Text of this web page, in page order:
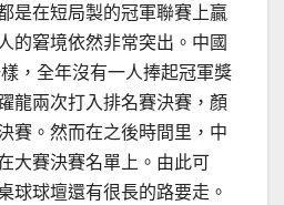
是在短局製的冠軍聯賽上贏
的窘境依然非常突出。中國
，全年沒有一人捧起冠軍獎
龍兩次打入排名賽決賽，顏
賽。然而在之後時間里，中
大賽決賽名單上。由此可
球球壇還有很長的路要走。